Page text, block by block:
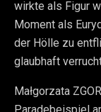
wirkte als Figur
Moment als
der Hölle zu
glaubhaft
Małgorzata